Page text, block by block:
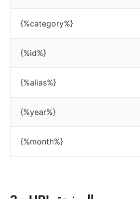
{%category%}
{%id%}
{%alias%}
{%year%}
{%month%}